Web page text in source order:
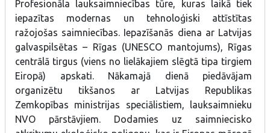
Profesionāla lauksaimniecības tūre, kuras laikā tiek
iepazītas modernas un tehnoloģiski attīstītas
ražojošas saimniecības. Iepazīšanās diena ar Latvijas
galvaspilsētas – Rīgas (UNESCO mantojums), Rīgas
centrālā tirgus (viens no lielākajiem slēgtā tipa tirgiem
Eiropā) apskati. Nākamajā dienā piedāvājam
organizētu tikšanos ar Latvijas Republikas
Zemkopības ministrijas speciālistiem, lauksaimnieku
NVO pārstāvjiem. Dodamies uz saimniecisko